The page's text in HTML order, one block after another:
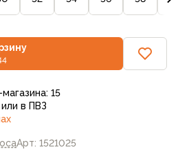
Арт: 1521025
15
в ПВЗ